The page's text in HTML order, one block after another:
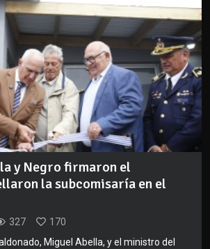
y Negro firmaron el
la subcomisaría en el
327
170
Miguel Abella, y el ministro del